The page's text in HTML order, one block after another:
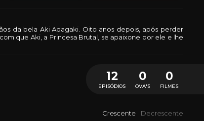
da bela Aki Adagaki. Oito anos depois, após perder
que Aki, a Princesa Brutal, se apaixone por ele e lhe
12
EPISÓDIOS
0
OVA'S
0
FILMES
Crescente Decrescente